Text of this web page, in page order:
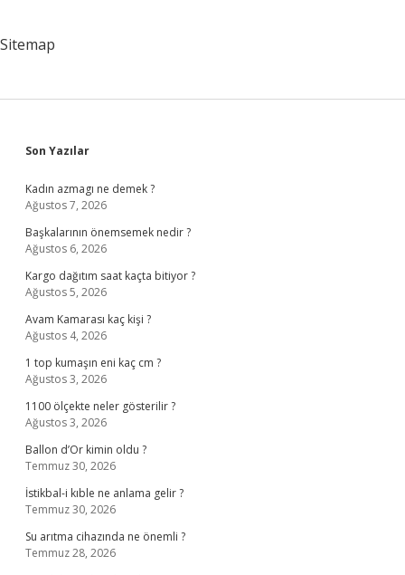
Sitemap
Sidebar
Son Yazılar
Kadın azmagı ne demek ?
Ağustos 7, 2026
Başkalarının önemsemek nedir ?
Ağustos 6, 2026
Kargo dağıtım saat kaçta bitiyor ?
Ağustos 5, 2026
Avam Kamarası kaç kişi ?
Ağustos 4, 2026
1 top kumaşın eni kaç cm ?
Ağustos 3, 2026
1100 ölçekte neler gösterilir ?
Ağustos 3, 2026
Ballon d’Or kimin oldu ?
Temmuz 30, 2026
İstikbal-i kıble ne anlama gelir ?
Temmuz 30, 2026
Su arıtma cihazında ne önemli ?
Temmuz 28, 2026